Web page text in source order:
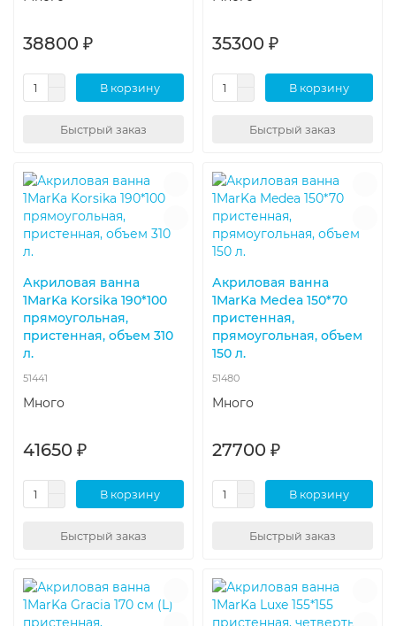
38800 ₽
В корзину
Быстрый заказ
35300 ₽
В корзину
Быстрый заказ
Акриловая ванна
1MarKa Korsika 190*100
прямоугольная,
пристенная, объем 310
л.
51441
Много
41650 ₽
В корзину
Быстрый заказ
Акриловая ванна
1MarKa Medea 150*70
пристенная,
прямоугольная, объем
150 л.
51480
Много
27700 ₽
В корзину
Быстрый заказ